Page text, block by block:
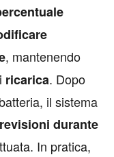
, mantenendo
ricarica. Dopo
il sistema
durante
In pratica,